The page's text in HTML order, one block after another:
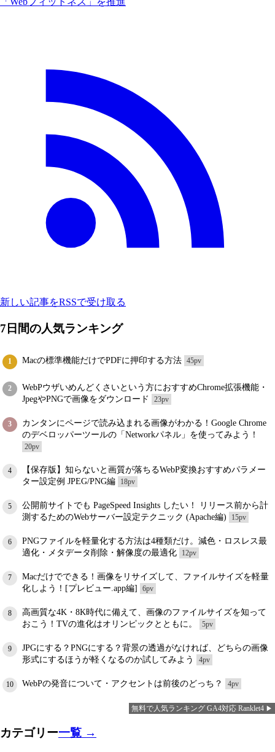
新しい記事をRSSで受け取る
7日間の人気ランキング
1 Macの標準機能だけでPDFに押印する方法 45pv
2
WebPウザいめんどくさいという方におすすめChrome拡張機能・
JpegやPNGで画像をダウンロード
23pv
3
カンタンにページで読み込まれる画像がわかる！Google Chrome
のデベロッパーツールの「Networkパネル」を使ってみよう！
20pv
4
【保存版】知らないと画質が落ちるWebP変換おすすめパラメー
ター設定例 JPEG/PNG編
18pv
5
公開前サイトでも PageSpeed Insights したい！ リリース前から計
測するためのWebサーバー設定テクニック (Apache編)
15pv
6
PNGファイルを軽量化する方法は4種類だけ。減色・ロスレス最
適化・メタデータ削除・解像度の最適化
12pv
7
Macだけでできる！画像をリサイズして、ファイルサイズを軽量
化しよう！[プレビュー.app編]
6pv
8
高画質な4K・8K時代に備えて、画像のファイルサイズを知って
おこう！TVの進化はオリンピックとともに。
5pv
9
JPGにする？PNGにする？背景の透過がなければ、どちらの画像
形式にするほうが軽くなるのか試してみよう
4pv
10 WebPの発音について・アクセントは前後のどっち？ 4pv
無料で人気ランキング GA4対応 Ranklet4
カテゴリー一覧 →